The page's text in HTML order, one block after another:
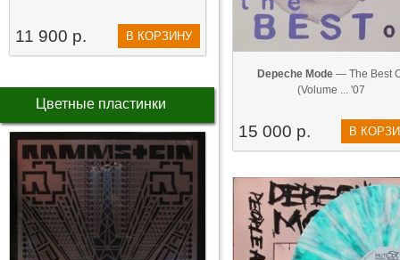
11 900 р. В КОРЗИНУ
Цветные пластинки
Depeche Mode— The Best
(Volume ... '07
15 000 р. В